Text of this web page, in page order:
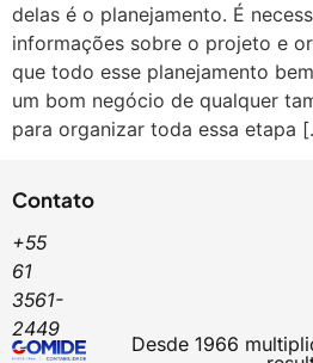
delas é o planejamento. É
informações sobre o projeto e
que todo esse planejamento
um bom negócio de qualquer
para organizar toda essa etapa
Desde 1966
Contato
+55
61
3561-
2449